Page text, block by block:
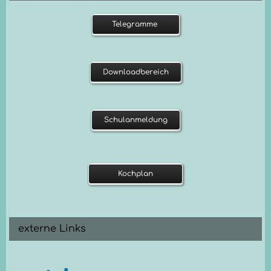
Telegramme
Downloadbereich
Schulanmeldung
Kochplan
externe Links